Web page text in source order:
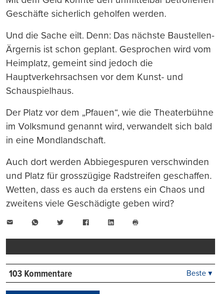
Geschäfte sicherlich geholfen werden.
Und die Sache eilt. Denn: Das nächste Baustellen-
Ärgernis ist schon geplant. Gesprochen wird vom
Heimplatz, gemeint sind jedoch die
Hauptverkehrsachsen vor dem Kunst- und
Schauspielhaus.
Der Platz vor dem „Pfauen“, wie die Theaterbühne
im Volksmund genannt wird, verwandelt sich bald
in eine Mondlandschaft.
Auch dort werden Abbiegespuren verschwinden
und Platz für grosszügige Radstreifen geschaffen.
Wetten, dass es auch da erstens ein Chaos und
zweitens viele Geschädigte geben wird?
WhatsAppTwitter FacebookLinkedIn
drucken
103 Kommentare Beste ▾